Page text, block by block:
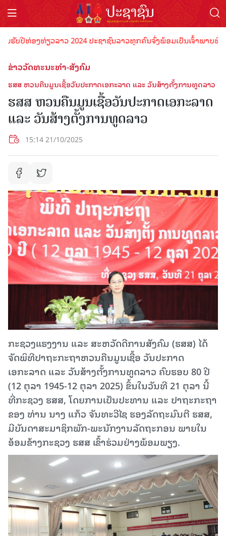
ທ່ອງທ່ຽວລາວ 2024 ປະຊາຊົນລາວທຸກຄົນຈົ່ງພ້ອມເປັນເຈົ້າພາບທີ່ດີ ຕ້
ຂ່າວວັດທະນະທຳ-ສັງຄົມ
ຮສສ ຫວນຄືນມູນເຊື້ອວັນປະກາດເອກະລາດ ແລະ ວັນສ້າງຕັ້ງການທູດລາວ
ຮສສ ຫວນຄືນມູນເຊື້ອວັນປະກາດເອກະລາດ
ແລະ ວັນສ້າງຕັ້ງການທູດລາວ
15:14 21/10/2025
ກະຊວງແຮງງານ ແລະ ສະຫວັດດີການສັງຄົມ (ຮສສ) ໄດ້
ຈັດພິທີປາຖະກະຖາຫວນຄືນມູນເຊື້ອ ວັນປະກາດ
ເອກະລາດ ແລະ ວັນສ້າງຕັ້ງການທູດລາວ ຄົບຮອບ 80 ປີ
(12 ຕຸລາ 1945-12 ຕຸລາ 2025) ຂຶ້ນໃນວັນທີ 21 ຕຸລາ ນີ້
ທີ່ກະຊວງ ຮສສ, ໂດຍການເປັນປະທານ ແລະ ປາຖະກະຖາ
ຂອງ ທ່ານ ນາງ ແກ້ວ ຈັນທະວີໄຊ ຮອງລັດຖະມົນຕີ ຮສສ,
ມີບັນດາສະມາຊິກພັກ-ພະນັກງານລັດຖະກອນ ພາຍໃນ
ອ້ອມຂ້າງກະຊວງ ຮສສ ເຂົ້າຮ່ວມຢ່າງພ້ອມພຽງ.